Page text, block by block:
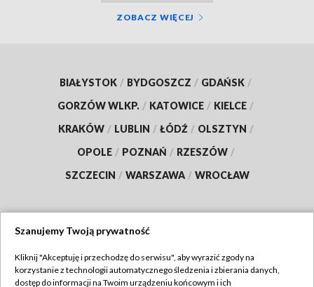
ZOBACZ WIĘCEJ
BIAŁYSTOK / BYDGOSZCZ / GDAŃSK /
GORZÓW WLKP. / KATOWICE / KIELCE /
KRAKÓW / LUBLIN / ŁÓDŹ / OLSZTYN /
OPOLE / POZNAŃ / RZESZÓW /
SZCZECIN / WARSZAWA / WROCŁAW
TVP
Szanujemy Twoją prywatność
Kliknij "Akceptuję i przechodzę do serwisu", aby wyrazić zgody na
korzystanie z technologii automatycznego śledzenia i zbierania danych,
dostęp do informacji na Twoim urządzeniu końcowym i ich